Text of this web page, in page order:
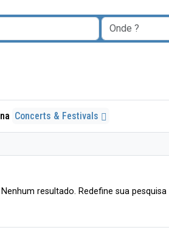
na Concerts & Festivals
Nenhum resultado. Redefine sua